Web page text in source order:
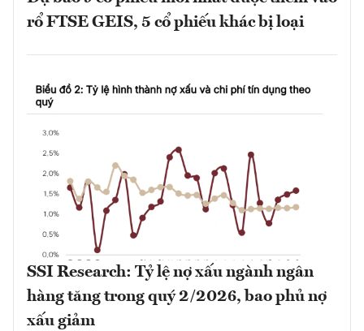
rổ FTSE GEIS, 5 cổ phiếu khác bị loại
SSI Research: Tỷ lệ nợ xấu ngành ngân
hàng tăng trong quý 2/2026, bao phủ nợ
xấu giảm